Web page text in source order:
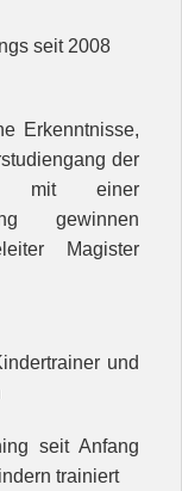
seit 2008
Erkenntnisse,
der
mit einer
gewinnen
Magister
und
seit Anfang
trainiert